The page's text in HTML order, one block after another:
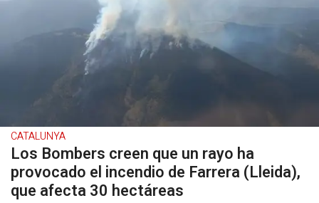
CATALUNYA
Los Bombers creen que un rayo ha
provocado el incendio de Farrera (Lleida),
que afecta 30 hectáreas